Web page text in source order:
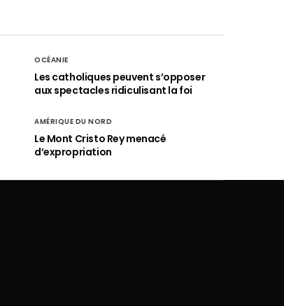
OCÉANIE
Les catholiques peuvent s’opposer
aux spectacles ridiculisant la foi
AMÉRIQUE DU NORD
Le Mont Cristo Rey menacé
d’expropriation